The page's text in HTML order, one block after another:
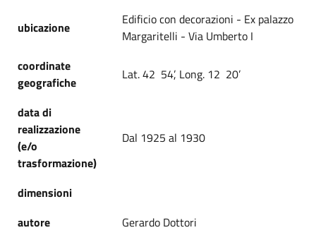
ubicazione
Edificio con decorazioni - Ex palazzo
Margaritelli - Via Umberto I
coordinate
geografiche
Lat. 42 54’, Long. 12 20’
data di
realizzazione
(e/o
trasformazione)
Dal 1925 al 1930
dimensioni
autore
Gerardo Dottori